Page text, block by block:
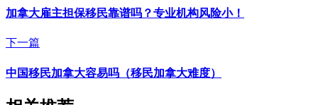
加拿大雇主担保移民靠谱吗？专业机构风险小！
下一篇
中国移民加拿大容易吗（移民加拿大难度）